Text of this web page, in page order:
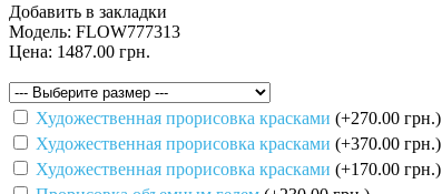
Добавить в закладки
Модель: FLOW777313
Цена: 1487.00 грн.
Художественная прорисовка красками (+270.00 грн.)
Художественная прорисовка красками (+370.00 грн.)
Художественная прорисовка красками (+170.00 грн.)